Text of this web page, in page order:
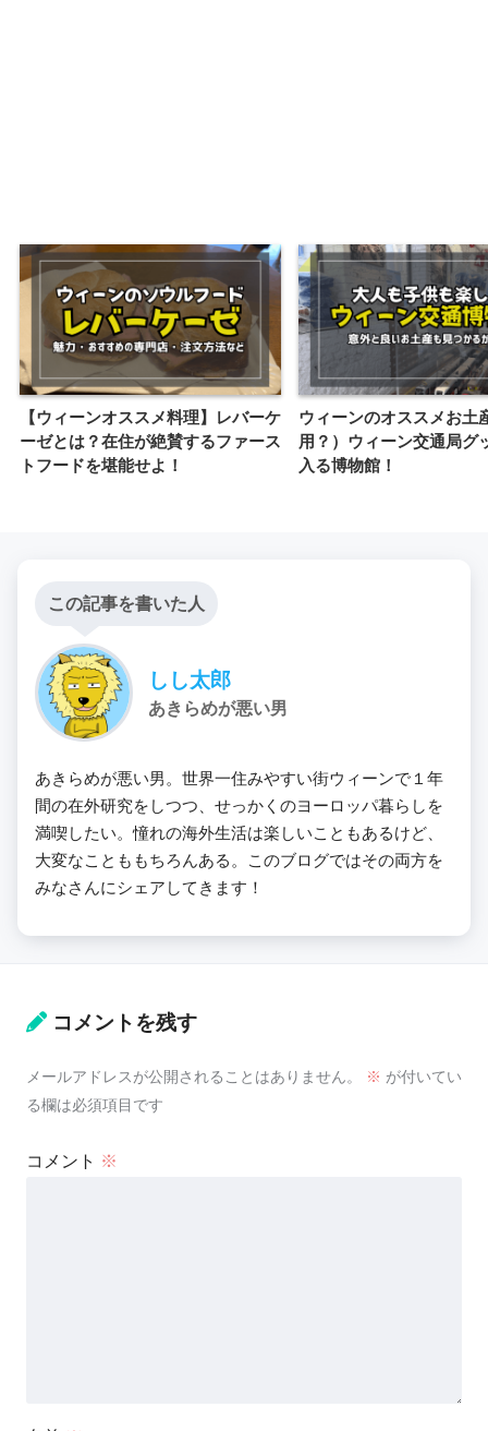
【ウィーンオススメ料理】レバーケ
ーゼとは？在住が絶賛するファース
トフードを堪能せよ！
ウィーンのオススメお土
用？）ウィーン交通局グ
入る博物館！
この記事を書いた人
しし太郎
あきらめが悪い男
あきらめが悪い男。世界一住みやすい街ウィーンで１年
間の在外研究をしつつ、せっかくのヨーロッパ暮らしを
満喫したい。憧れの海外生活は楽しいこともあるけど、
大変なことももちろんある。このブログではその両方を
みなさんにシェアしてきます！
コメントを残す
メールアドレスが公開されることはありません。 ※ が付いてい
る欄は必須項目です
コメント ※